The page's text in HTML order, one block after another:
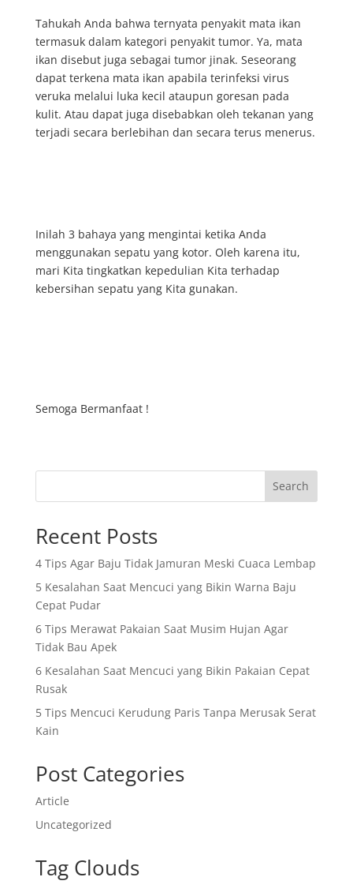
Tahukah Anda bahwa ternyata penyakit mata ikan
termasuk dalam kategori penyakit tumor. Ya, mata
ikan disebut juga sebagai tumor jinak. Seseorang
dapat terkena mata ikan apabila terinfeksi virus
veruka melalui luka kecil ataupun goresan pada
kulit. Atau dapat juga disebabkan oleh tekanan yang
terjadi secara berlebihan dan secara terus menerus.
Inilah 3 bahaya yang mengintai ketika Anda
menggunakan sepatu yang kotor. Oleh karena itu,
mari Kita tingkatkan kepedulian Kita terhadap
kebersihan sepatu yang Kita gunakan.
Semoga Bermanfaat !
Search
Recent Posts
4 Tips Agar Baju Tidak Jamuran Meski Cuaca Lembap
5 Kesalahan Saat Mencuci yang Bikin Warna Baju
Cepat Pudar
6 Tips Merawat Pakaian Saat Musim Hujan Agar
Tidak Bau Apek
6 Kesalahan Saat Mencuci yang Bikin Pakaian Cepat
Rusak
5 Tips Mencuci Kerudung Paris Tanpa Merusak Serat
Kain
Post Categories
Article
Uncategorized
Tag Clouds